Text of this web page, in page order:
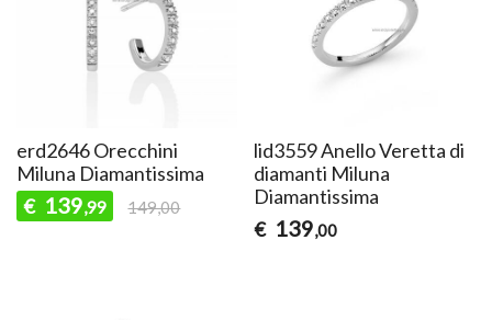
erd2646 Orecchini
Miluna Diamantissima
€ 139,99 149,00
lid3559 Anello Veretta di
diamanti Miluna
Diamantissima
€ 139,00